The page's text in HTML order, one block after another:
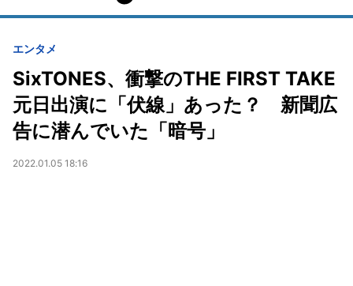
エンタメ
SixTONES、衝撃のTHE FIRST TAKE
元日出演に「伏線」あった？ 新聞広
告に潜んでいた「暗号」
2022.01.05 18:16